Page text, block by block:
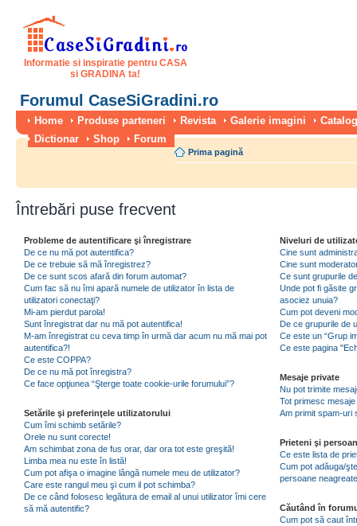
Informatie si inspiratie pentru CASA
si GRADINA ta!
Forumul CaseSiGradini.ro
Home Produse parteneri Revista Galerie imagini
Dictionar
Shop Forum
Prima pagină
Întrebări puse frecvent
Probleme de autentificare şi înregistrare
De ce nu mă pot autentifica?
De ce trebuie să mă înregistrez?
De ce sunt scos afară din forum automat?
Cum fac să nu îmi apară numele de utilizator în lista de
utilizatori conectaţi?
Mi-am pierdut parola!
Sunt înregistrat dar nu mă pot autentifica!
M-am înregistrat cu ceva timp în urmă dar acum nu mă mai pot
autentifica?!
Ce este COPPA?
De ce nu mă pot înregistra?
Ce face opţiunea “Şterge toate cookie-urile forumului”?
Setările şi preferinţele utilizatorului
Cum îmi schimb setările?
Orele nu sunt corecte!
Am schimbat zona de fus orar, dar ora tot este greşită!
Limba mea nu este în listă!
Cum pot afişa o imagine lângă numele meu de utilizator?
Care este rangul meu şi cum il pot schimba?
De ce când folosesc legătura de email al unui utilizator îmi cere
să mă autentific?
Niveluri de
Cine sunt
Cine sunt
Ce sunt grupurile
Unde pot fi găsite
asociez unuia?
Cum pot deveni
De ce grupurile de
Ce este un “Grup
Ce este pagina
Mesaje private
Nu pot trimite
Tot primesc
Am primit spam-uri
Prieteni şi
Ce este lista de
Cum pot adăuga/
persoane
Căutând în
Cum pot să caut